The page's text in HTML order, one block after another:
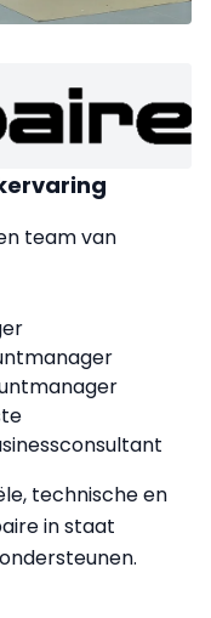
team van
technische en
in staat